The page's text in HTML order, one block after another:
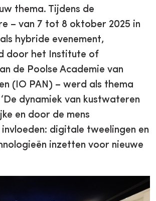
thema. Tijdens de
– van 7 tot 8 oktober 2025 in
hybride evenement,
door het Institute of
de Poolse Academie van
(IO PAN) – werd als thema
dynamiek van kustwateren
en door de mens
digitale tweelingen en
inzetten voor nieuwe